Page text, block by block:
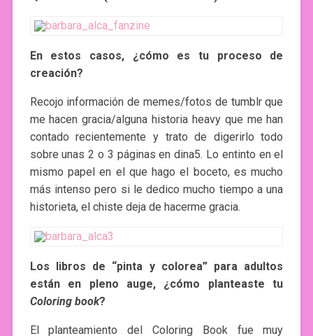
En estos casos, ¿cómo es tu proceso de
creación?
Recojo información de memes/fotos de tumblr que
me hacen gracia/alguna historia heavy que me han
contado recientemente y trato de digerirlo todo
sobre unas 2 o 3 páginas en dina5. Lo entinto en el
mismo papel en el que hago el boceto, es mucho
más intenso pero si le dedico mucho tiempo a una
historieta, el chiste deja de hacerme gracia.
Los libros de “pinta y colorea” para adultos
están en pleno auge, ¿cómo planteaste tu
Coloring book?
El planteamiento del Coloring Book fue muy